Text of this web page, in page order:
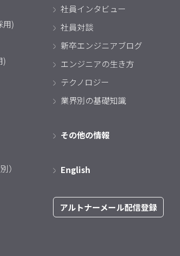
用)
)
）
社員インタビュー
社員対談
新卒エンジニアブログ
エンジニアの生き方
テクノロジー
業界別の基礎知識
その他の情報
English
アルトナーメール配信登録